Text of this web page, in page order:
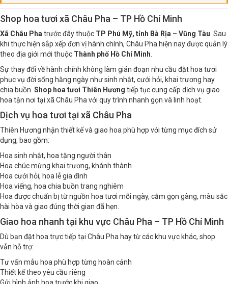
Shop hoa tươi xã Châu Pha – TP Hồ Chí Minh
Xã Châu Pha trước đây thuộc TP Phú Mỹ, tỉnh Bà Rịa – Vũng Tàu . Sau
khi thực hiện sắp xếp đơn vị hành chính, Châu Pha hiện nay được quản lý
theo địa giới mới thuộc Thành phố Hồ Chí Minh
Sự thay đổi về hành chính không làm gián đoạn nhu cầu đặt hoa tươi
phục vụ đời sống hằng ngày như sinh nhật, cưới hỏi, khai trương hay
chia buồn. Shop hoa tươi Thiên Hương tiếp tục cung cấp dịch vụ giao
hoa tận nơi tại xã Châu Pha với quy trình nhanh gọn và linh hoạt.
Dịch vụ hoa tươi tại xã Châu Pha
Thiên Hương nhận thiết kế và giao hoa phù hợp với từng mục đích sử
dụng, bao gồm:
Hoa sinh nhật, hoa tặng người thân
Hoa chúc mừng khai trương, khánh thành
Hoa cưới hỏi, hoa lễ gia đình
Hoa viếng, hoa chia buồn trang nghiêm
Hoa được chuẩn bị từ nguồn hoa tươi mỗi ngày, cắm gọn gàng, màu sắc
hài hòa và giao đúng thời gian đã hẹn.
Giao hoa nhanh tại khu vực Châu Pha – TP Hồ Chí Minh
Dù bạn đặt hoa trực tiếp tại Châu Pha hay từ các khu vực khác, shop
vẫn hỗ trợ:
Tư vấn mẫu hoa phù hợp từng hoàn cảnh
Thiết kế theo yêu cầu riêng
Gửi hình ảnh hoa trước khi giao